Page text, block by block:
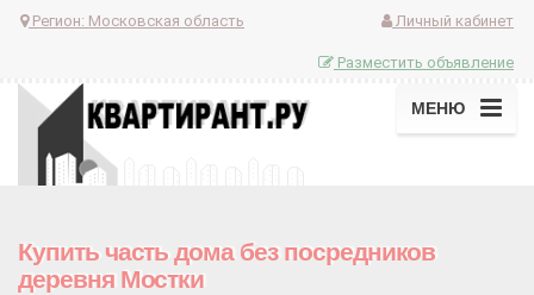
Регион: Московская область Личный кабинет
Разместить объявление
МЕНЮ
Купить часть дома без посредников
деревня Мостки